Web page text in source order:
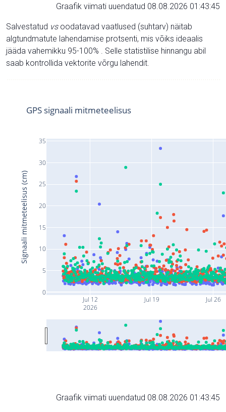
Graafik viimati uuendatud 08.08.2026 01:43:45
Salvestatud vsoodatavad vaatlused (suhtarv) näitab
algtundmatute lahendamise protsenti, mis võiks ideaalis
jääda vahemikku 95-100% . Selle statistilise hinnangu abil
saab kontrollida vektorite võrgu lahendit.
Jul 12
2026
Jul 19 Jul 26
0
5
10
15
20
25
30
35
GPS signaali mitmeteelisus
Signaali mitmeteelisus (cm)
Graafik viimati uuendatud 08.08.2026 01:43:45